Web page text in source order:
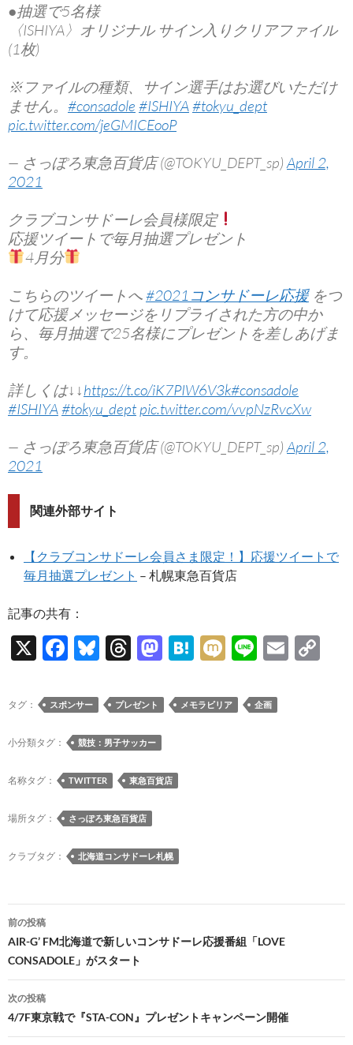
●抽選で5名様
〈ISHIYA〉オリジナル サイン入りクリアファイル
(1枚)
※ファイルの種類、サイン選手はお選びいただけ
ません。 #consadole #ISHIYA#tokyu_dept
pic.twitter.com/jeGMICEooP
— さっぽろ東急百貨店 (@TOKYU_DEPT_sp) April 2,
2021
クラブコンサドーレ会員様限定
応援ツイートで毎月抽選プレゼント
4月分
こちらのツイートへ#2021コンサドーレ応援をつ
けて応援メッセージをリプライされた方の中か
ら、毎月抽選で25名様にプレゼントを差しあげま
す。
詳しくは↓↓https://t.co/iK7PIW6V3k#consadole
#ISHIYA#tokyu_dept pic.twitter.com/vvpNzRvcXw
— さっぽろ東急百貨店 (@TOKYU_DEPT_sp) April 2,
2021
関連外部サイト
【クラブコンサドーレ会員さま限定！】応援ツイートで
毎月抽選プレゼント – 札幌東急百貨店
記事の共有：
X
F
e
b
o
o
k
Bl
es
k
y
T
e
a
ds
M
to
d
n
H
e
n
M Li
e
E
タグ： スポンサー プレゼント メモラビリア 企画
小分類タグ： 競技：男子サッカー
名称タグ： TWITTER 東急百貨店
場所タグ： さっぽろ東急百貨店
クラブタグ： 北海道コンサドーレ札幌
投
稿
ナ
ビ
ゲ
前の投稿
AIR-G’ FM北海道で新しいコンサドーレ応援番組「LOVE
CONSADOLE」がスタート
次の投稿
4/7F東京戦で『STA-CON』プレゼントキャンペーン開催